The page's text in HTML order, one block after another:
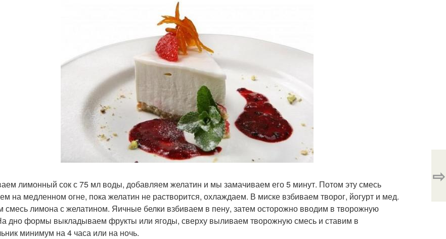
лимонный сок с 75 мл воды, добавляем желатин и мы замачиваем его 5 минут. Потом эту смесь
на медленном огне, пока желатин не растворится, охлаждаем. В миске взбиваем творог, йогурт и мед.
смесь лимона с желатином. Яичные белки взбиваем в пену, затем осторожно вводим в творожную
дно формы выкладываем фрукты или ягоды, сверху выливаем творожную смесь и ставим в
минимум на 4 часа или на ночь.
⇨